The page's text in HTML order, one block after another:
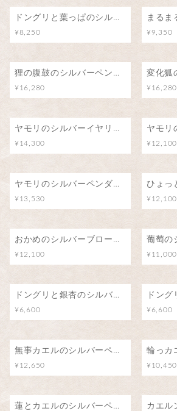
ドングリと葉っぱのシルバーペンダント
¥8,250 ¥9,350
狸の腹鼓のシルバーペンダント/月明りの下で
¥16,280 ¥16,280
ヤモリのシルバーイヤリング/阿吽
¥14,300 ¥12,100
ヤモリのシルバーペンダント
¥13,530 ¥12,100
おかめのシルバーブローチ（ピンバッジ）
¥12,100 ¥11,000
ドングリと銀杏のシルバーブローチ（ピンバッジ）
¥6,600 ¥6,600
無事カエルのシルバーペンダント/カエル号に乗って
¥12,650 ¥10,450
蓮とカエルのシルバーペンダント